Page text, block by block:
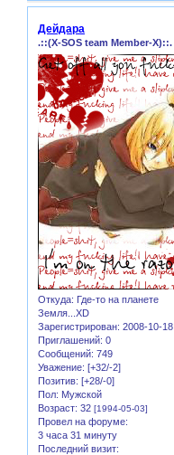
Дейдара
.::(X-SOS team Member-X)::.
Откуда: Где-то на планете
Земля...XD
Зарегистрирован: 2008-10-18
Приглашений: 0
Сообщений: 749
Уважение: [+32/-2]
Позитив: [+28/-0]
Пол: Мужской
Возраст: 32 [1994-05-03]
Провел на форуме:
3 часа 31 минуту
Последний визит: